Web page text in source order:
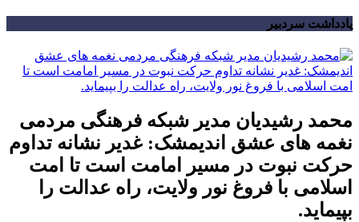
یادداشت سردبیر
محمد رشیدیان مدیر شبکه فرهنگی مردمی
نغمه های عشق اندیمشک: غدیر نشانه تداوم
حرکت نبوت در مسیر امامت است تا امت
اسلامی با فروغ نور ولایت، راه عدالت را
بپیماید.